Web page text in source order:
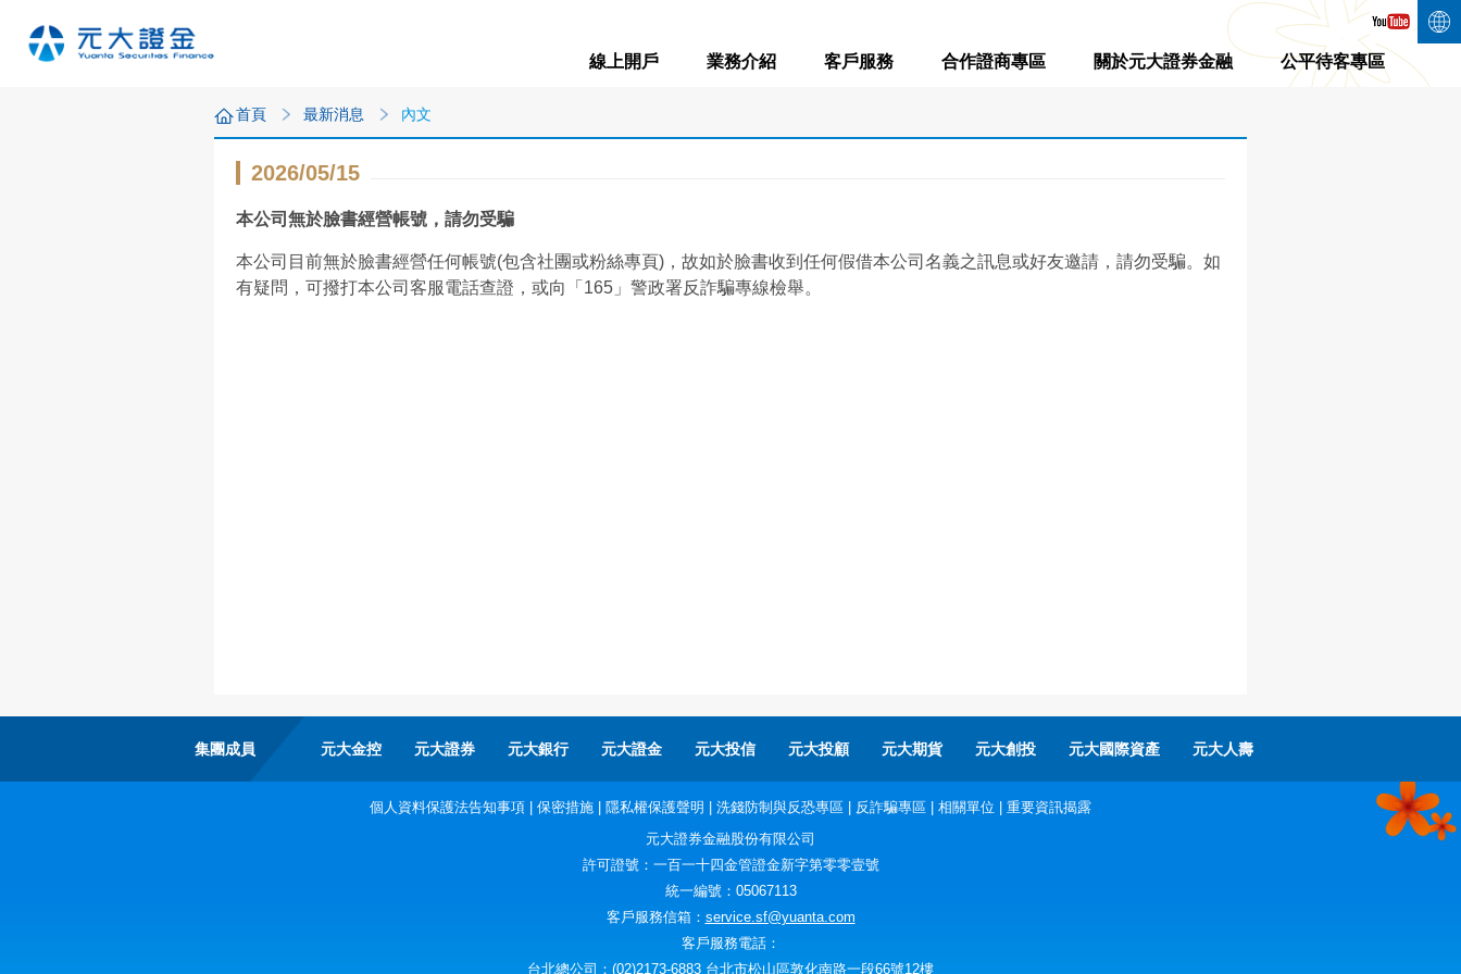
線上開戶 業務介紹 客戶服務 合作證商專區 關於元大證券金融 公平待客專區
首頁 最新消息 內文
2026/05/15
本公司無於臉書經營帳號，請勿受騙
本公司目前無於臉書經營任何帳號(包含社團或粉絲專頁) ，故如於臉書收到任何假借本公司名義之訊息或好友邀請，請勿受騙。如
有疑問，可撥打本公司客服電話查證，或向「 165 」警政署反詐騙專線檢舉。
集團成員 元大金控 元大證券 元大銀行 元大證金 元大投信 元大投顧 元大期貨 元大創投 元大國際資產 元大人壽
個人資料保護法告知事項 保密措施 隱私權保護聲明 洗錢防制與反恐專區 反詐騙專區 相關單位
重要資訊揭露
元大證券金融股份有限公司
許可證號：一百一十四金管證金新字第零零壹號
統一編號：05067113
客戶服務信箱： service.sf@yuanta.com
客戶服務電話：
台北總公司：(02)2173-6883 台北市松山區敦化南路一段66號12樓